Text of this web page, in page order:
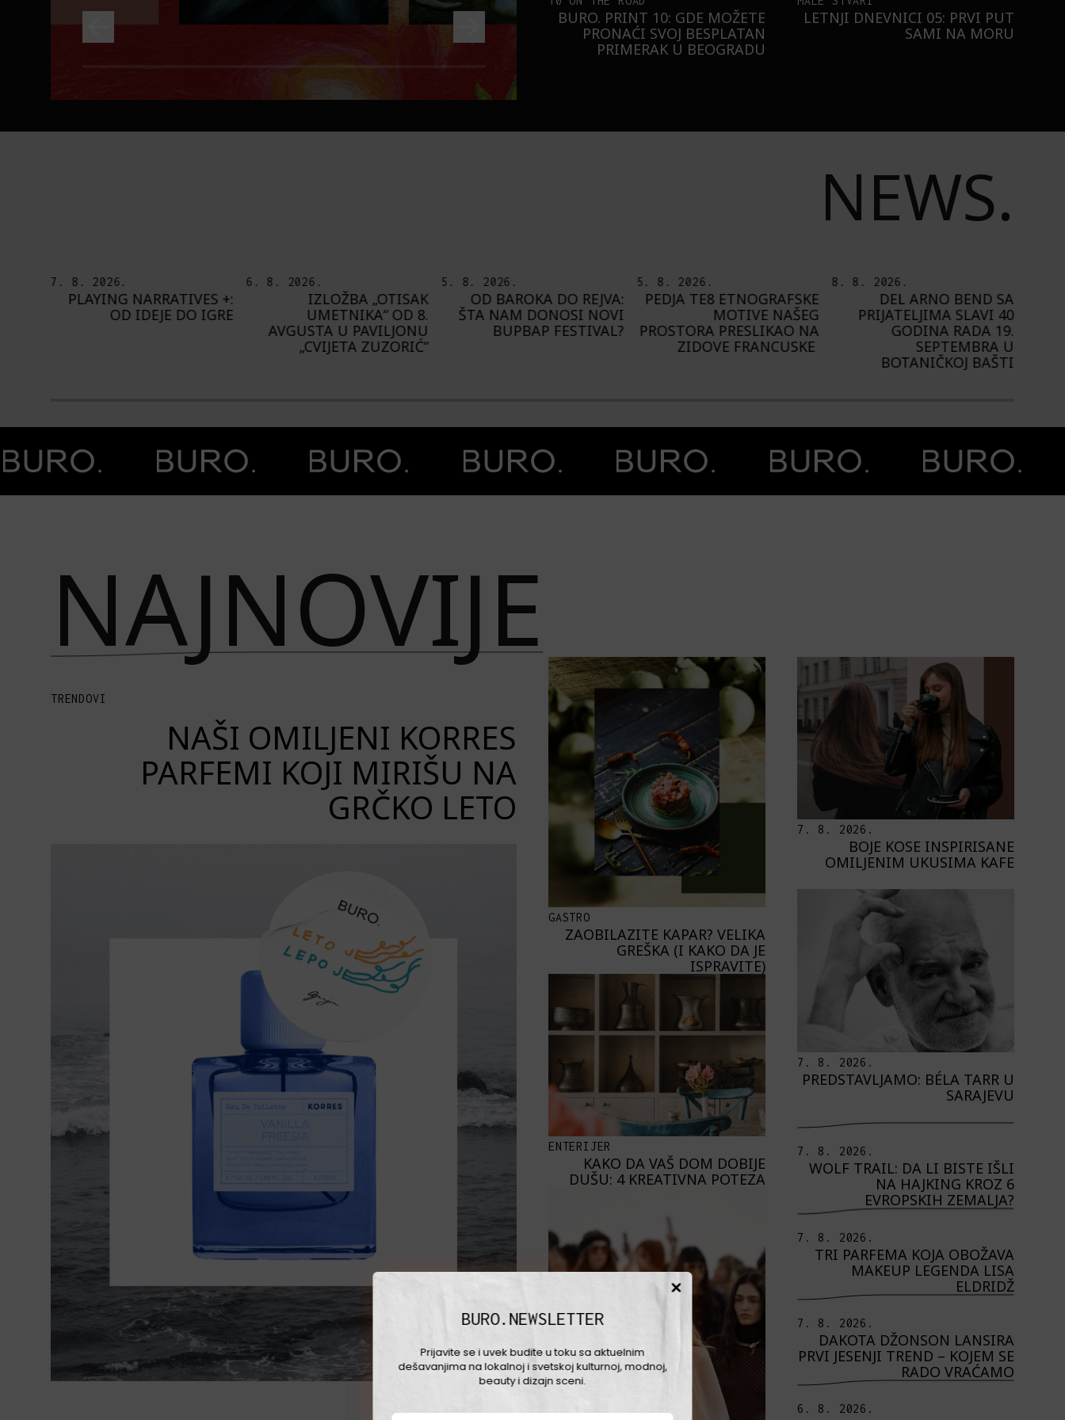
BURO. PRINT 10: GDE MOŽETE
PRONAĆI SVOJ BESPLATAN
PRIMERAK U BEOGRADU
LETNJI DNEVNICI 05: PRVI PUT
SAMI NA MORU
NEWS.
6. 8. 2026.
IZLOŽBA „OTISAK
UMETNIKA“ OD 8.
5. 8. 2026.
OD BAROKA DO REJVA:
ŠTA NAM DONOSI NOVI
BUPBAP FESTIVAL?
5. 8. 2026.
PEDJA TE8 ETNOGRAFSKE
MOTIVE NAŠEG
PROSTORA PRESLIKAO NA
8. 8. 2026.
DEL ARNO BEND SA
PRIJATELJIMA SLAVI 40
GODINA RADA 19.
SEPTEMBRA U
7. 8. 2026.
PLAYING NARRATIVES +:
OD IDEJE DO IGRE
NAJNOVIJE
TRENDOVI
NAŠI OMILJENI KORRES
PARFEMI KOJI MIRIŠU NA
GRČKO LETO
GASTRO
ZAOBILAZITE KAPAR? VELIKA
GREŠKA (I KAKO DA JE
ISPRAVITE)
ENTERIJER
KAKO DA VAŠ DOM DOBIJE
DUŠU: 4 KREATIVNA POTEZA
7. 8. 2026.
BOJE KOSE INSPIRISANE
OMILJENIM UKUSIMA KAFE
7. 8. 2026.
PREDSTAVLJAMO: BÉLA TARR U
SARAJEVU
7. 8. 2026.
WOLF TRAIL: DA LI BISTE IŠLI
NA HAJKING KROZ 6
EVROPSKIH ZEMALJA?
7. 8. 2026.
TRI PARFEMA KOJA OBOŽAVA
MAKEUP LEGENDA LISA
ELDRIDŽ
7. 8. 2026.
DAKOTA DŽONSON LANSIRA
PRVI JESENJI TREND – KOJEM SE
RADO VRAĆAMO
6. 8. 2026.
BURO.NEWSLETTER
Prijavite se i uvek budite u toku sa aktuelnim
dešavanjima na lokalnoj i svetskoj kulturnoj, modnoj,
beauty i dizajn sceni.